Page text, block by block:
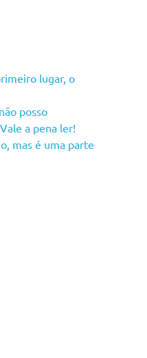
lugar, o
posso
a pena ler!
mas é uma parte